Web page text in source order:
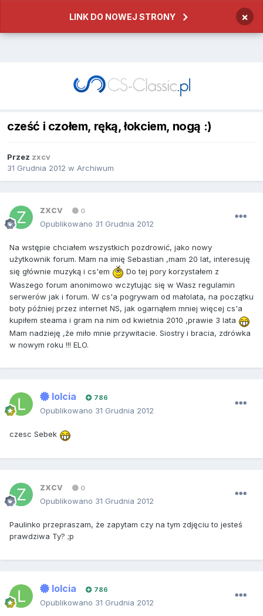
LINK DO NOWEJ STRONY ×
cześć i czołem, ręką, łokciem, nogą :)
Przez zxcv
31 Grudnia 2012 w Archiwum
zxcv 0
Opublikowano 31 Grudnia 2012
Na wstępie chciałem wszystkich pozdrowić, jako nowy
użytkownik forum. Mam na imię Sebastian ,mam 20 lat, interesuję
się głównie muzyką i cs'em
Do tej pory korzystałem z
Waszego forum anonimowo wczytując się w Wasz regulamin
serwerów jak i forum. W cs'a pogrywam od małolata, na początku
boty później przez internet NS, jak ogarnąłem mniej więcej cs'a
kupiłem steama i gram na nim od kwietnia 2010 ,prawie 3 lata
Mam nadzieję ,że miło mnie przywitacie. Siostry i bracia, zdrówka
w nowym roku !!! ELO.
lolcia 786
Opublikowano 31 Grudnia 2012
czesc Sebek
zxcv 0
Opublikowano 31 Grudnia 2012
Paulinko przepraszam, że zapytam czy na tym zdjęciu to jesteś
prawdziwa Ty? ;p
lolcia 786
Opublikowano 31 Grudnia 2012